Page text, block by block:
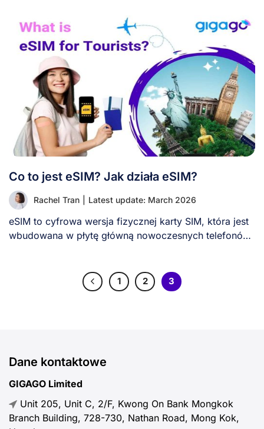
Co to jest eSIM? Jak działa eSIM?
Rachel Tran Latest update: March 2026
eSIM to cyfrowa wersja fizycznej karty SIM, która jest
wbudowana w płytę główną nowoczesnych telefonów.
1 2 3
Dane kontaktowe
GIGAGO Limited
Unit 205, Unit C, 2/F, Kwong On Bank Mongkok
Branch Building, 728-730, Nathan Road, Mong Kok,